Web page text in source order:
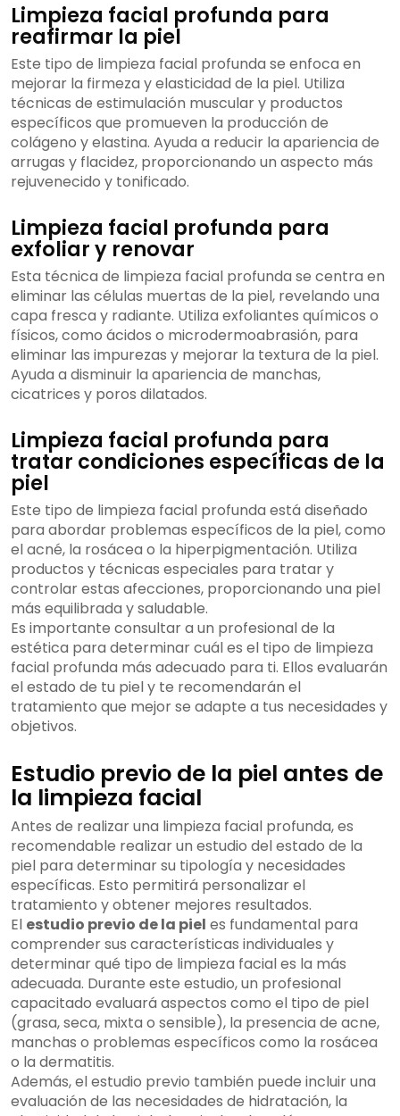
Limpieza facial profunda para
reafirmar la piel
Este tipo de limpieza facial profunda se enfoca en
mejorar la firmeza y elasticidad de la piel. Utiliza
técnicas de estimulación muscular y productos
específicos que promueven la producción de
colágeno y elastina. Ayuda a reducir la apariencia de
arrugas y flacidez, proporcionando un aspecto más
rejuvenecido y tonificado.
Limpieza facial profunda para
exfoliar y renovar
Esta técnica de limpieza facial profunda se centra en
eliminar las células muertas de la piel, revelando una
capa fresca y radiante. Utiliza exfoliantes químicos o
físicos, como ácidos o microdermoabrasión, para
eliminar las impurezas y mejorar la textura de la piel.
Ayuda a disminuir la apariencia de manchas,
cicatrices y poros dilatados.
Limpieza facial profunda para
tratar condiciones específicas de la
piel
Este tipo de limpieza facial profunda está diseñado
para abordar problemas específicos de la piel, como
el acné, la rosácea o la hiperpigmentación. Utiliza
productos y técnicas especiales para tratar y
controlar estas afecciones, proporcionando una piel
más equilibrada y saludable.
Es importante consultar a un profesional de la
estética para determinar cuál es el tipo de limpieza
facial profunda más adecuado para ti. Ellos evaluarán
el estado de tu piel y te recomendarán el
tratamiento que mejor se adapte a tus necesidades y
objetivos.
Estudio previo de la piel antes de
la limpieza facial
Antes de realizar una limpieza facial profunda, es
recomendable realizar un estudio del estado de la
piel para determinar su tipología y necesidades
específicas. Esto permitirá personalizar el
tratamiento y obtener mejores resultados.
El estudio previo de la piel es fundamental para
comprender sus características individuales y
determinar qué tipo de limpieza facial es la más
adecuada. Durante este estudio, un profesional
capacitado evaluará aspectos como el tipo de piel
(grasa, seca, mixta o sensible), la presencia de acne,
manchas o problemas específicos como la rosácea
o la dermatitis.
Además, el estudio previo también puede incluir una
evaluación de las necesidades de hidratación, la